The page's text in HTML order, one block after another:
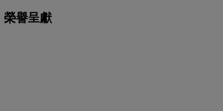
榮譽呈獻